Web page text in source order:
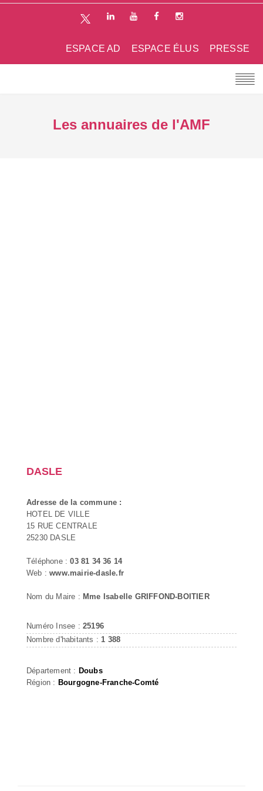
PRESSE
ESPACE ÉLUS
ESPACE AD
Les annuaires de l'AMF
DASLE
Adresse de la commune :
HOTEL DE VILLE
15 RUE CENTRALE
25230 DASLE
Téléphone :03 81 34 36 14
Web :www.mairie-dasle.fr
Nom du Maire : Mme Isabelle GRIFFOND-BOITIER
Numéro Insee : 25196
Nombre d'habitants : 1 388
Département : Doubs
Région : Bourgogne-Franche-Comté